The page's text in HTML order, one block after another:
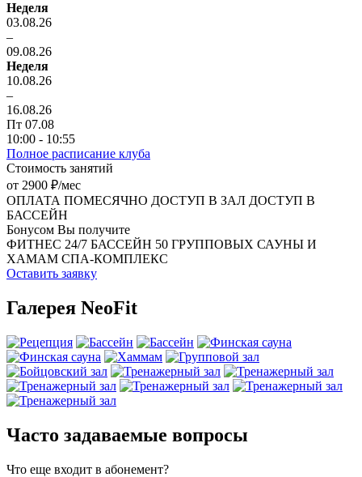
Неделя
03.08.26
–
09.08.26
Неделя
10.08.26
–
16.08.26
Пт 07.08
10:00 - 10:55
Полное расписание клуба
Стоимость занятий
от 2900 ₽/мес
ОПЛАТА ПОМЕСЯЧНО ДОСТУП В ЗАЛ ДОСТУП В
БАССЕЙН
Бонусом Вы получите
ФИТНЕС 24/7 БАССЕЙН 50 ГРУППОВЫХ САУНЫ И
ХАМАМ СПА-КОМПЛЕКС
Оставить заявку
Галерея NeoFit
Часто задаваемые вопросы
Что еще входит в абонемент?